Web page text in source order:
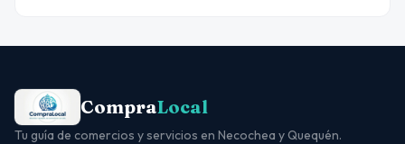
CompraLocal
Tu guía de comercios y servicios en Necochea y Quequén.